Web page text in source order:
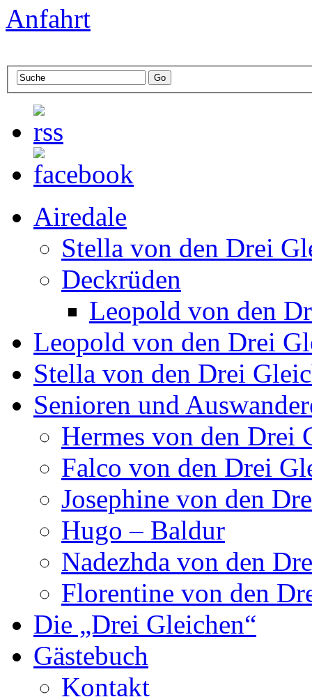
Anfahrt
Airedale
Stella von den Drei
Deckrüden
Leopold von den
Leopold von den Drei
Stella von den Drei
Senioren und
Hermes von den Drei
Falco von den Drei
Josephine von den
Hugo – Baldur
Nadezhda von den
Florentine von den
Die „Drei Gleichen“
Gästebuch
Kontakt